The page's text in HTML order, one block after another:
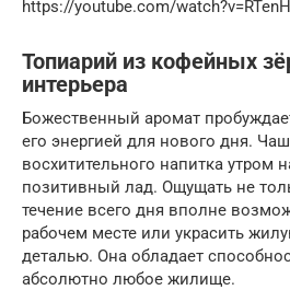
https://youtube.com/
Топиарий из кофейных
интерьера
Божественный аромат
его энергией для нового дня.
восхитительного напитка утром
позитивный лад. Ощущать не
течение всего дня вполне
рабочем месте или украсить
деталью. Она обладает
абсолютно любое жилище.